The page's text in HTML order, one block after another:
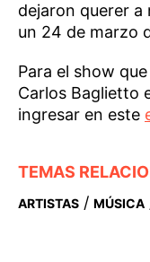
dejaron querer a
un 24 de marzo
Para el show
Carlos Baglietto
ingresar en este
TEMAS
ARTISTAS / MÚSICA